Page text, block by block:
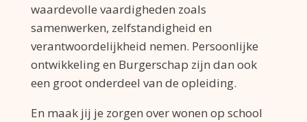
waardevolle vaardigheden zoals
samenwerken, zelfstandigheid en
verantwoordelijkheid nemen. Persoonlijke
ontwikkeling en Burgerschap zijn dan ook
een groot onderdeel van de opleiding.
En maak jij je zorgen over wonen op school